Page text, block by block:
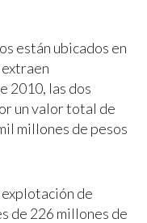
están ubicados en
2010, las dos
un valor total de
millones de pesos
de
de 226 millones de